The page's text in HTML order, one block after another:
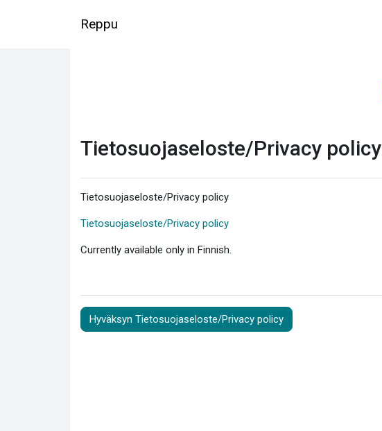
Reppu
Tietosuojaseloste/Privacy policy
Tietosuojaseloste/Privacy policy
Tietosuojaseloste/Privacy policy
Currently available only in Finnish.
Hyväksyn Tietosuojaseloste/Privacy policy